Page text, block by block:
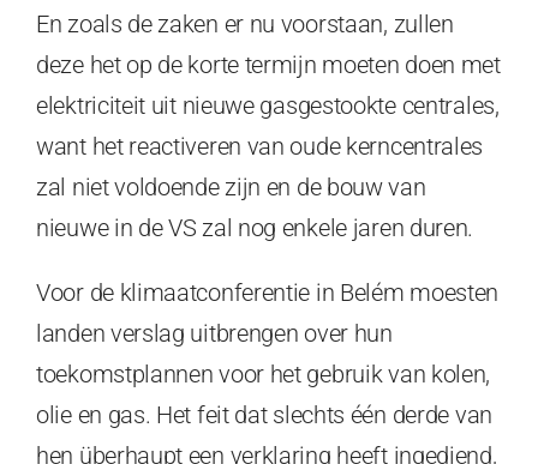
En zoals de zaken er nu voorstaan, zullen
deze het op de korte termijn moeten doen met
elektriciteit uit nieuwe gasgestookte centrales,
want het reactiveren van oude kerncentrales
zal niet voldoende zijn en de bouw van
nieuwe in de VS zal nog enkele jaren duren.
Voor de klimaatconferentie in Belém moesten
landen verslag uitbrengen over hun
toekomstplannen voor het gebruik van kolen,
olie en gas. Het feit dat slechts één derde van
hen überhaupt een verklaring heeft ingediend,